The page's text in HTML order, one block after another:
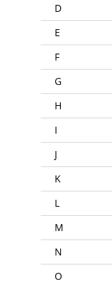
D
E
F
G
H
I
J
K
L
M
N
O